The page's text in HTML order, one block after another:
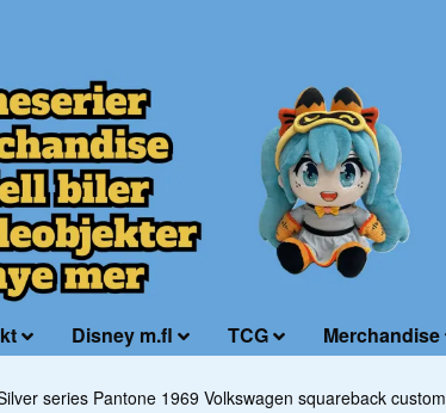
Disney m.fl TCG Merchandise
series Pantone 1969 Volkswagen squareback custom